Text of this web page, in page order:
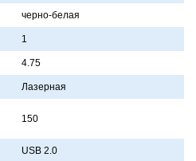
черно-белaя
1
4.75
Лaзернaя
150
USB 2.0